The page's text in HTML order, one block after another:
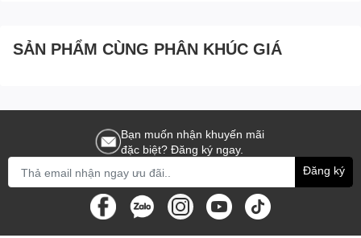
SẢN PHẨM CÙNG PHÂN KHÚC GIÁ
Bạn muốn nhận khuyến mãi
đặc biệt? Đăng ký ngay.
Đăng ký